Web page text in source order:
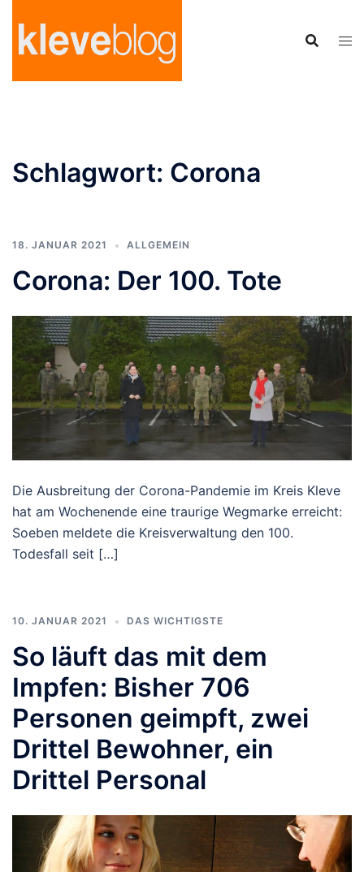
Inhalt
springen
Schlagwort: Corona
18. JANUAR 2021 ALLGEMEIN
Corona: Der 100. Tote
Die Ausbreitung der Corona-Pandemie im Kreis Kleve
hat am Wochenende eine traurige Wegmarke erreicht:
Soeben meldete die Kreisverwaltung den 100.
Todesfall seit […]
10. JANUAR 2021 DAS WICHTIGSTE
So läuft das mit dem
Impfen: Bisher 706
Personen geimpft, zwei
Drittel Bewohner, ein
Drittel Personal